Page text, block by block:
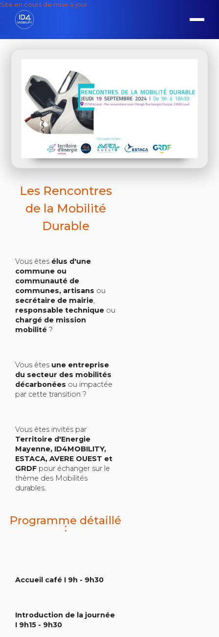
Site en cours de mise à jour
Les Rencontres
de la Mobilité
Durable
Vous êtes élus d'une
commune ou
communauté de
communes, artisans ou
secrétaire de mairie,
responsable technique ou
chargé de mission
mobilité ?
Vous êtes une entreprise
du secteur des mobilités
décarbonées ou impactée
par cette transition ?
Vous êtes invités par
Territoire d'Energie
Mayenne, ID4MOBILITY,
ESTACA, AVERE OUEST et
GRDF pour échanger sur le
thème des Mobilités
durables.
Programme détaillé
:
Accueil café I 9h - 9h30
Introduction de la journée
I 9h15 - 9h30